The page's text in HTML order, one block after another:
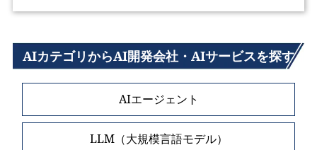
AIカテゴリからAI開発会社・AIサービスを探す
AIエージェント
LLM（大規模言語モデル）